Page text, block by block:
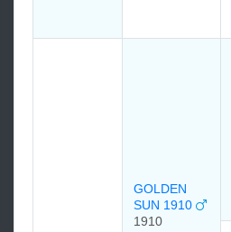
GOLDEN
SUN 1910
1910